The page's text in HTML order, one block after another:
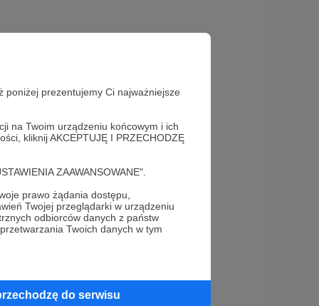
poniżej prezentujemy Ci najważniejsze
na Twoim urządzeniu końcowym i ich
kliknij AKCEPTUJĘ I PRZECHODZĘ
ZAAWANSOWANE".
prawo żądania dostępu,
Twojej przeglądarki w urządzeniu
odbiorców danych z państw
Twoich danych w tym
do serwisu
Odpowiedz